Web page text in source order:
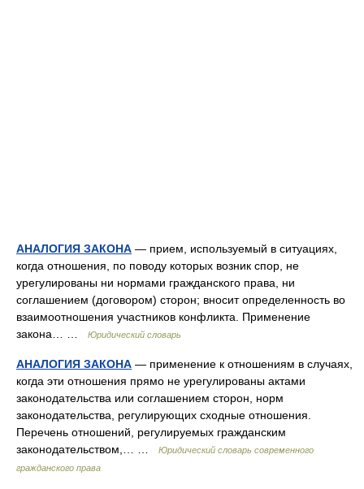
АНАЛОГИЯ ЗАКОНА — прием, используемый в ситуациях,
когда отношения, по поводу которых возник спор, не
урегулированы ни нормами гражданского права, ни
соглашением (договором) сторон; вносит определенность во
взаимоотношения участников конфликта. Применение
закона… …
Юридический словарь
АНАЛОГИЯ ЗАКОНА — применение к отношениям в случаях,
когда эти отношения прямо не урегулированы актами
законодательства или соглашением сторон, норм
законодательства, регулирующих сходные отношения.
Перечень отношений, регулируемых гражданским
законодательством,… …
Юридический словарь современного
гражданского права